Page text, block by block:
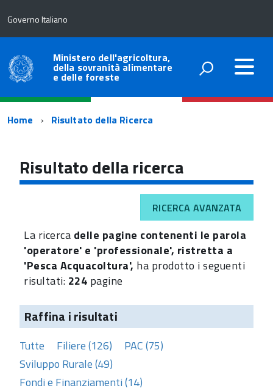
Governo Italiano
Ministero dell'agricoltura,
della sovranità alimentare
e delle foreste
Percorso
navigazione
Home Risultato della Ricerca
Risultato della ricerca
RICERCA AVANZATA
La ricerca delle pagine contenenti le parola
'operatore' e 'professionale', ristretta a
'Pesca Acquacoltura', ha prodotto i seguenti
risultati: 224 pagine
Raffina i risultati
Tutte Filiere (126)
PAC (75)
Sviluppo Rurale (49)
Fondi e Finanziamenti (14)